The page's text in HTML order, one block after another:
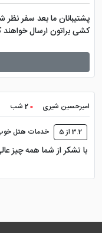
پشتیبانان ما بعد سفر
کشی براتون ارسال خواهند
امیرحسین شیری 2 شب
3.2 از 5 خدمات هتل
با تشکر از شما همه چیز